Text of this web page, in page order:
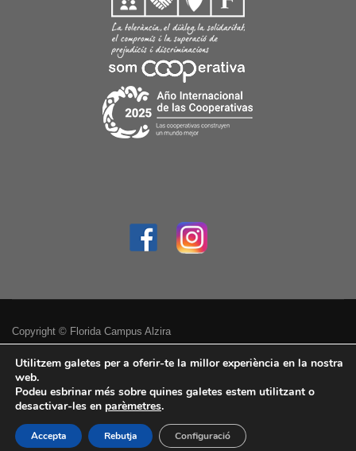
Copyright © Florida Campus Alzira
Política de privacitat
Avís legal
Accessibilitat
Utilitzem galetes per a oferir-te la millor experiència en la nostra
web.
Podeu esbrinar més sobre quines galetes estem utilitzant o
desactivar-les en parèmetres.
Accepta Rebutja Configuració